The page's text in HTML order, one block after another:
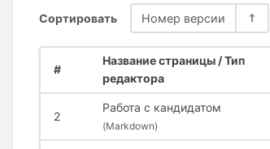
Сортировать Номер версии
#
Название страницы / Тип
редактора
2
Работа с кандидатом
(Markdown)